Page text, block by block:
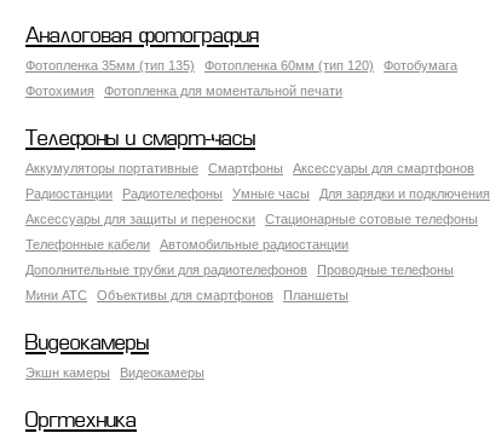
Аналоговая фотография
Фотопленка 35мм (тип 135) Фотопленка 60мм (тип 120)
Фотобумага
Фотохимия
Фотопленка для моментальной печати
Телефоны и смарт-часы
Аккумуляторы портативные Смартфоны
Аксессуары для смартфонов
Радиостанции
Радиотелефоны Умные часы
Для зарядки и подключения
Аксессуары для защиты и переноски
Стационарные сотовые телефоны
Телефонные кабели
Автомобильные радиостанции
Дополнительные трубки для радиотелефонов
Проводные телефоны
Мини АТС
Объективы для смартфонов Планшеты
Видеокамеры
Экшн камеры Видеокамеры
Оргтехника